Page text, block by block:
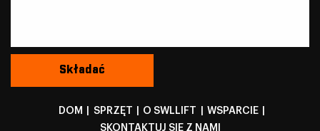
DOM SPRZĘT O SWLLIFT WSPARCIE
SKONTAKTUJ SIĘ Z NAMI